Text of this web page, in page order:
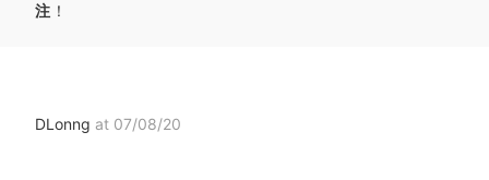
注 ！
DLonng at 07/08/20